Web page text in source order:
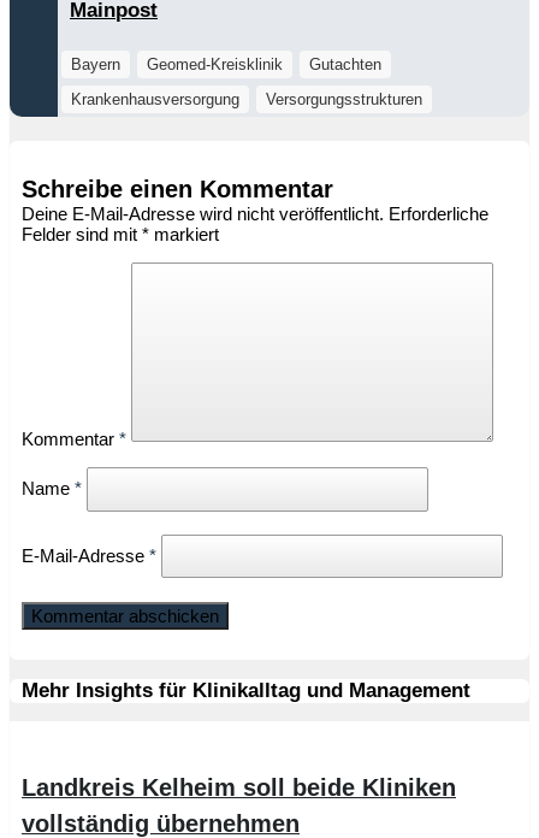
Mainpost
Bayern Geomed-Kreisklinik
Gutachten
Krankenhausversorgung
Versorgungsstrukturen
Schreibe einen Kommentar
Deine E-Mail-Adresse wird nicht veröffentlicht. Erforderliche
Felder sind mit * markiert
Kommentar *
Name *
E-Mail-Adresse *
Mehr Insights für Klinikalltag und Management
Landkreis Kelheim soll beide Kliniken
vollständig übernehmen